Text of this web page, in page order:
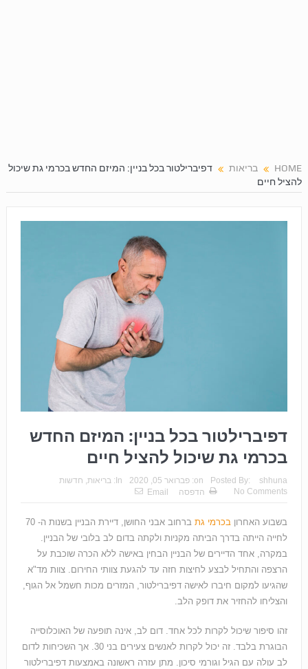
HOME בריאות
דפיברילטור בכל בניין: המיזם החדש בכרמי גת שיכול
להציל חיים
דפיברילטור בכל בניין: המיזם החדש
בכרמי גת שיכול להציל חיים
Posted By: shhuna
on: פברואר 05, 2020 In: בריאות, חדשות
No Comments
הדפסה Email
בשבוע האחרון בכרמי גת
ברחוב אבני החושן, דיירת הבניין בשנות ה- 70
לחייה הייתה בדרך הביתה מקניות ולקתה בדום לב בלובי של הבניין.
במקרה, אחד הדיירים של הבניין הבחין באישה ללא הכרה שוכבת על
הרצפה והתחיל לבצע לחיצות חזה עד להגעת צוותי החירום. צוות מד"א
שהגיעו למקום חיברו לאישה דפיברילטור, המזרים מכות חשמל אל הגוף,
והצליחו להחזיר את דופק הלב.
זהו סיפור שיכול לקרות לכל אחד. דום לב, אינה תופעה של האוכלוסייה
הבוגרת בלבד. זה יכול לקרות לאנשים צעירים בני 30. אך השכיחות לדום
לב עולה עם הגיל וגורמי סיכון. מתן עזרה ראשונה באמצעות דפיברילטור